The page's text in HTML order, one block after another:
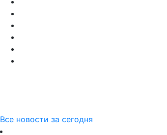
Все новости за сегодня